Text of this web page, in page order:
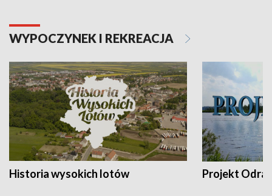
WYPOCZYNEK I REKREACJA
Historia wysokich lotów Projekt Odra